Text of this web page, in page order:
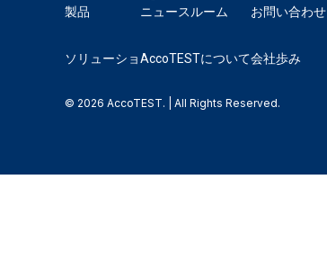
製品
ソリューショ
ニュースルーム
AccoTESTについて
お問い合わせ
会社歩み
© 2026 AccoTEST. | All Rights Reserved.